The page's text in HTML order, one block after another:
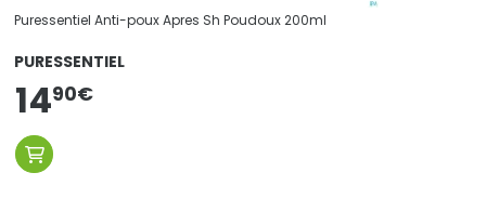
Puressentiel Anti-poux Apres Sh Poudoux 200ml
PURESSENTIEL
1490€